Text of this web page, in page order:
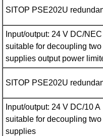
SITOP PSE202U
Input/output: 24 V DC/
suitable for decoupling
supplies output power
SITOP PSE202U
Input/output: 24 V DC/10 A
suitable for decoupling
supplies